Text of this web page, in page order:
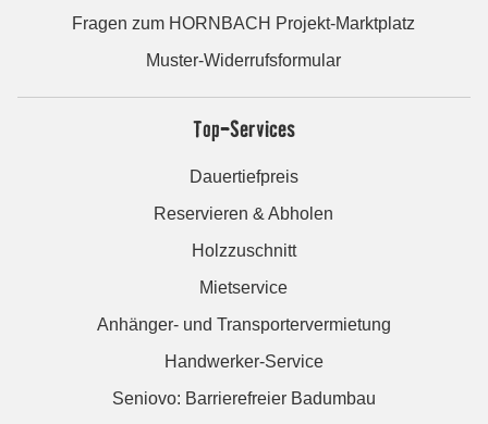
Fragen zum HORNBACH Projekt-Marktplatz
Muster-Widerrufsformular
Top-Services
Dauertiefpreis
Reservieren & Abholen
Holzzuschnitt
Mietservice
Anhänger- und Transportervermietung
Handwerker-Service
Seniovo: Barrierefreier Badumbau